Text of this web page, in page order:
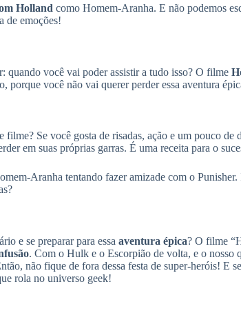
Holland como Homem-Aranha. E não podemos
de emoções!
quando você vai poder assistir a tudo isso? O filme
porque você não vai querer perder essa aventura
filme? Se você gosta de risadas, ação e um pouco
em suas próprias garras. É uma receita para o
Aranha tentando fazer amizade com o
e se preparar para essa aventura épica? O filme
. Com o Hulk e o Escorpião de volta, e o nosso
não fique de fora dessa festa de super-heróis! E
rola no universo geek!